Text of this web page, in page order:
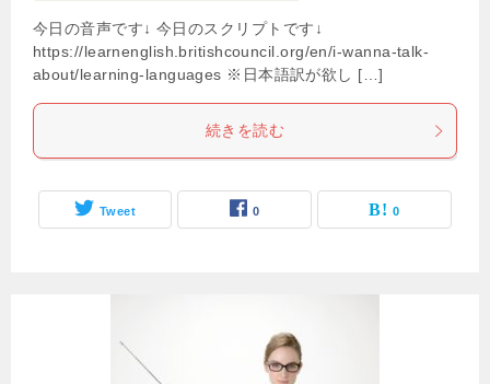
今日の音声です↓ 今日のスクリプトです↓
https://learnenglish.britishcouncil.org/en/i-wanna-talk-
about/learning-languages ※日本語訳が欲し […]
続きを読む
Tweet 0 0